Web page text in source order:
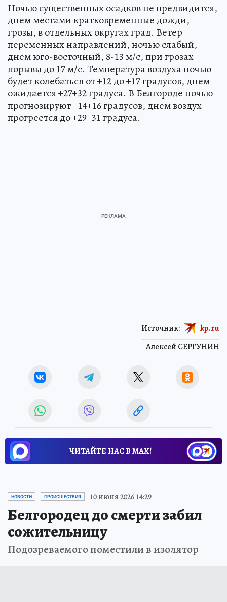
Ночью существенных осадков не предвидится,
днем местами кратковременные дожди,
грозы, в отдельных округах град. Ветер
переменных направлений, ночью слабый,
днем юго-восточный, 8-13 м/с, при грозах
порывы до 17 м/с. Температура воздуха ночью
будет колебаться от +12 до +17 градусов, днем
ожидается +27+32 градуса. В Белгороде ночью
прогнозируют +14+16 градусов, днем воздух
прогреется до +29+31 градуса.
Алексей СЕРГУНИН
Источник: kp.ru
ЧИТАЙТЕ НАС В МАХ!
НОВОСТИ ПРОИСШЕСТВИЯ 10 июня 2026 14:29
Белгородец до смерти забил
сожительницу
Подозреваемого поместили в изолятор